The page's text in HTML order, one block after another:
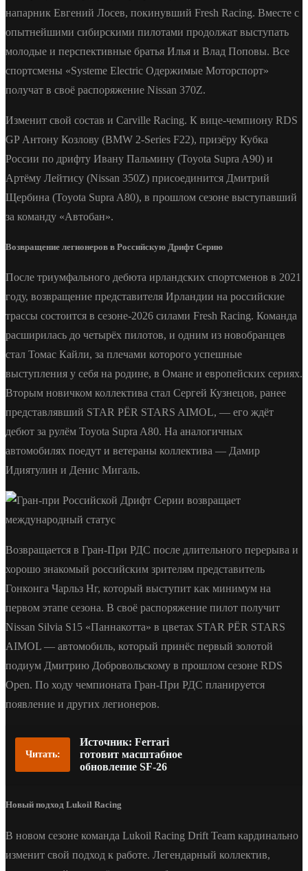
напарник Евгений Лосев, покинувший Fresh Racing. Вместе с
опытнейшими сибирскими пилотами продолжат выступать
молодые и перспективные братья Илья и Влад Поповы. Все
спортсмены «Systeme Electric Одержимые Моторспорт»
получат в своё распоряжение Nissan 370Z.
Изменит свой состав и Carville Racing. К вице-чемпиону RDS
GP Антону Козлову (BMW 2-Series F22), призёру Кубка
России по дрифту Ивану Пальмину (Toyota Supra A90) и
Артёму Лейтису (Nissan 350Z) присоединится Дмитрий
Щербина (Toyota Supra A80), в прошлом сезоне выступавший
за команду «Автобан».
Возвращение легионеров в Российскую Дрифт Серию
После триумфального дебюта ирландских спортсменов в 2021
году, возвращение представителя Ирландии на российские
трассы состоится в сезоне-2026 силами Fresh Racing. Команда
расширилась до четырёх пилотов, и одним из новобранцев
стал Томас Кайли, за плечами которого успешные
выступления у себя на родине, в Омане и европейских сериях.
Вторым новичком коллектива стал Сергей Кузнецов, ранее
представлявший STAR PЁR STARS AIMOL, — его ждёт
дебют за рулём Toyota Supra A80. На аналогичных
автомобилях поедут и ветераны коллектива — Дамир
Идиятулин и Денис Мигаль.
Возвращается в Гран-При РДС после длительного перерыва и
хорошо знакомый российским зрителям представитель
Гонконга Чарльз Нг, который выступит как минимум на
первом этапе сезона. В своё распоряжение пилот получит
Nissan Silvia S15 «Паннакотта» в цветах STAR PЁR STARS
AIMOL — автомобиль, который принёс первый золотой
подиум Дмитрию Добровольскому в прошлом сезоне RDS
Open. По ходу чемпионата Гран-При РДС планируется
появление и других легионеров.
Читать:
Источник: Ferrari
готовит масштабное
обновление SF-26
Новый подход Lukoil Racing
В новом сезоне команда Lukoil Racing Drift Team кардинально
изменит свой подход к работе. Легендарный коллектив,